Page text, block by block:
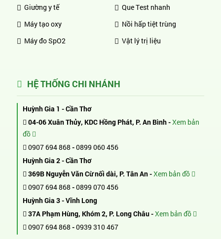
Giường y tế
Máy tạo oxy
Máy đo SpO2
Que Test nhanh
Nồi hấp tiệt trùng
Vật lý trị liệu
HỆ THỐNG CHI NHÁNH
Huỳnh Gia 1 - Cần Thơ
04-06 Xuân Thủy, KDC Hồng Phát, P. An Bình -Xem bản
đồ
0907 694 868 -0899 060 456
Huỳnh Gia 2 - Cần Thơ
369B Nguyễn Văn Cừ nối dài, P. Tân An -Xem bản đồ
0907 694 868 -0899 070 456
Huỳnh Gia 3 - Vĩnh Long
37A Phạm Hùng, Khóm 2, P. Long Châu -Xem bản đồ
0907 694 868 -0939 310 467